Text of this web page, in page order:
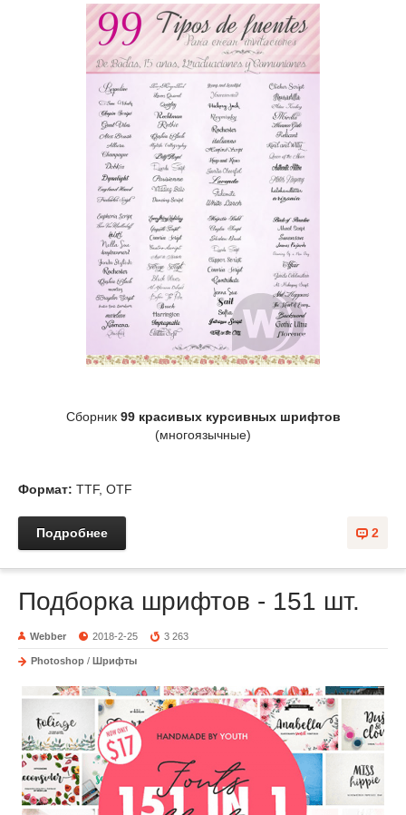
Сборник 99 красивых курсивных шрифтов
(многоязычные)
Формат: TTF, OTF
2
Подробнее
Подборка шрифтов - 151 шт.
Webber 2018-2-25 3 263
Photoshop / Шрифты